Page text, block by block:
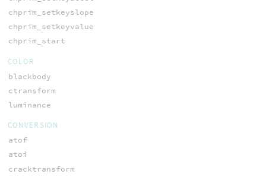
chprim_setkeyslope
chprim_setkeyvalue
chprim_start
COLOR
blackbody
ctransform
luminance
CONVERSION
atof
atoi
cracktransform